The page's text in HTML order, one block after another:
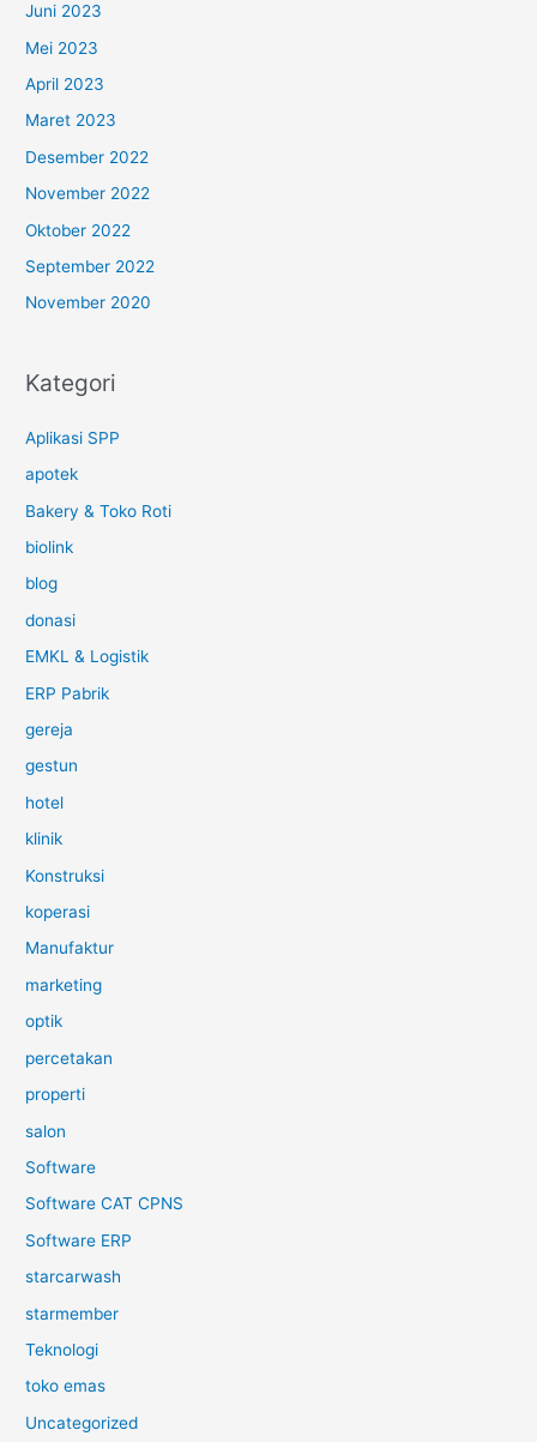
Juni 2023
Mei 2023
April 2023
Maret 2023
Desember 2022
November 2022
Oktober 2022
September 2022
November 2020
Kategori
Aplikasi SPP
apotek
Bakery & Toko Roti
biolink
blog
donasi
EMKL & Logistik
ERP Pabrik
gereja
gestun
hotel
klinik
Konstruksi
koperasi
Manufaktur
marketing
optik
percetakan
properti
salon
Software
Software CAT CPNS
Software ERP
starcarwash
starmember
Teknologi
toko emas
Uncategorized